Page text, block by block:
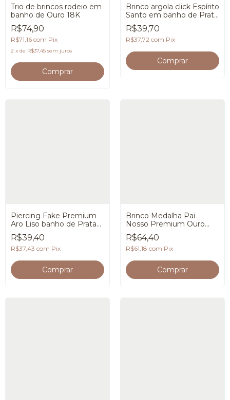
Trio de brincos rodeio em
banho de Ouro 18K
R$74,90
R$71,16 com Pix
2 x de R$37,45 sem juros
Brinco argola click Espírito
Santo em banho de Prata
925
R$39,70
R$37,72 com Pix
Piercing Fake Premium
Aro Liso banho de Prata
925
R$39,40
R$37,43 com Pix
Brinco Medalha Pai
Nosso Premium Ouro
18K
R$64,40
R$61,18 com Pix